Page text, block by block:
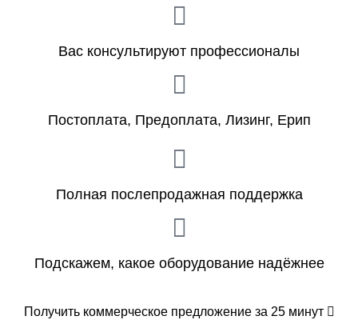
Вас консультируют профессионалы
Постоплата, Предоплата, Лизинг, Ерип
Полная послепродажная поддержка
Подскажем, какое оборудование надёжнее
Получить коммерческое предложение за 25 минут